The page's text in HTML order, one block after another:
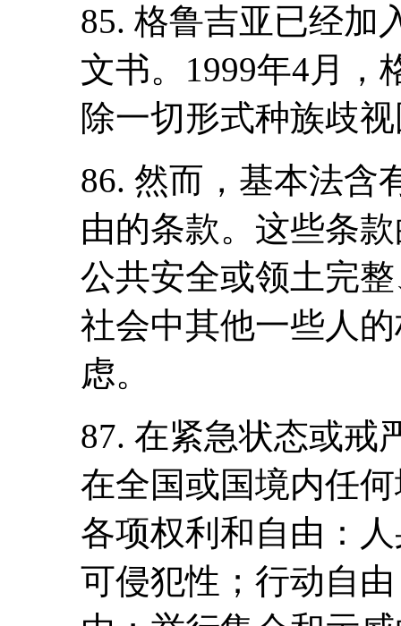
85. 格鲁吉亚已经加
文书。1999年4月，
除一切形式种族歧
86. 然而，基本法含
由的条款。这些条
公共安全或领土完
社会中其他一些人
虑。
87. 在紧急状态或戒
在全国或国境内任
各项权利和自由：
可侵犯性；行动自